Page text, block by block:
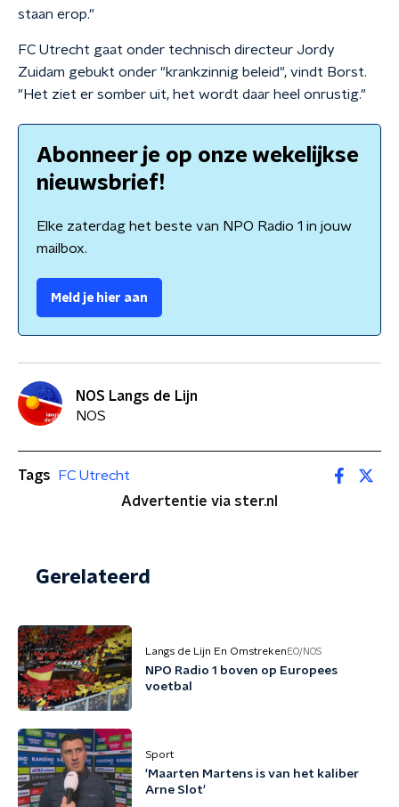
staan erop."
FC Utrecht gaat onder technisch directeur Jordy
Zuidam gebukt onder "krankzinnig beleid", vindt Borst.
"Het ziet er somber uit, het wordt daar heel onrustig."
Abonneer je op onze wekelijkse
nieuwsbrief!
Elke zaterdag het beste van NPO Radio 1 in jouw
mailbox.
Meld je hier aan
NOS Langs de Lijn
NOS
Tags
FC Utrecht
Advertentie via ster.nl
Gerelateerd
Langs de Lijn En Omstreken EO/NOS
NPO Radio 1 boven op Europees
voetbal
Sport
'Maarten Martens is van het kaliber
Arne Slot'